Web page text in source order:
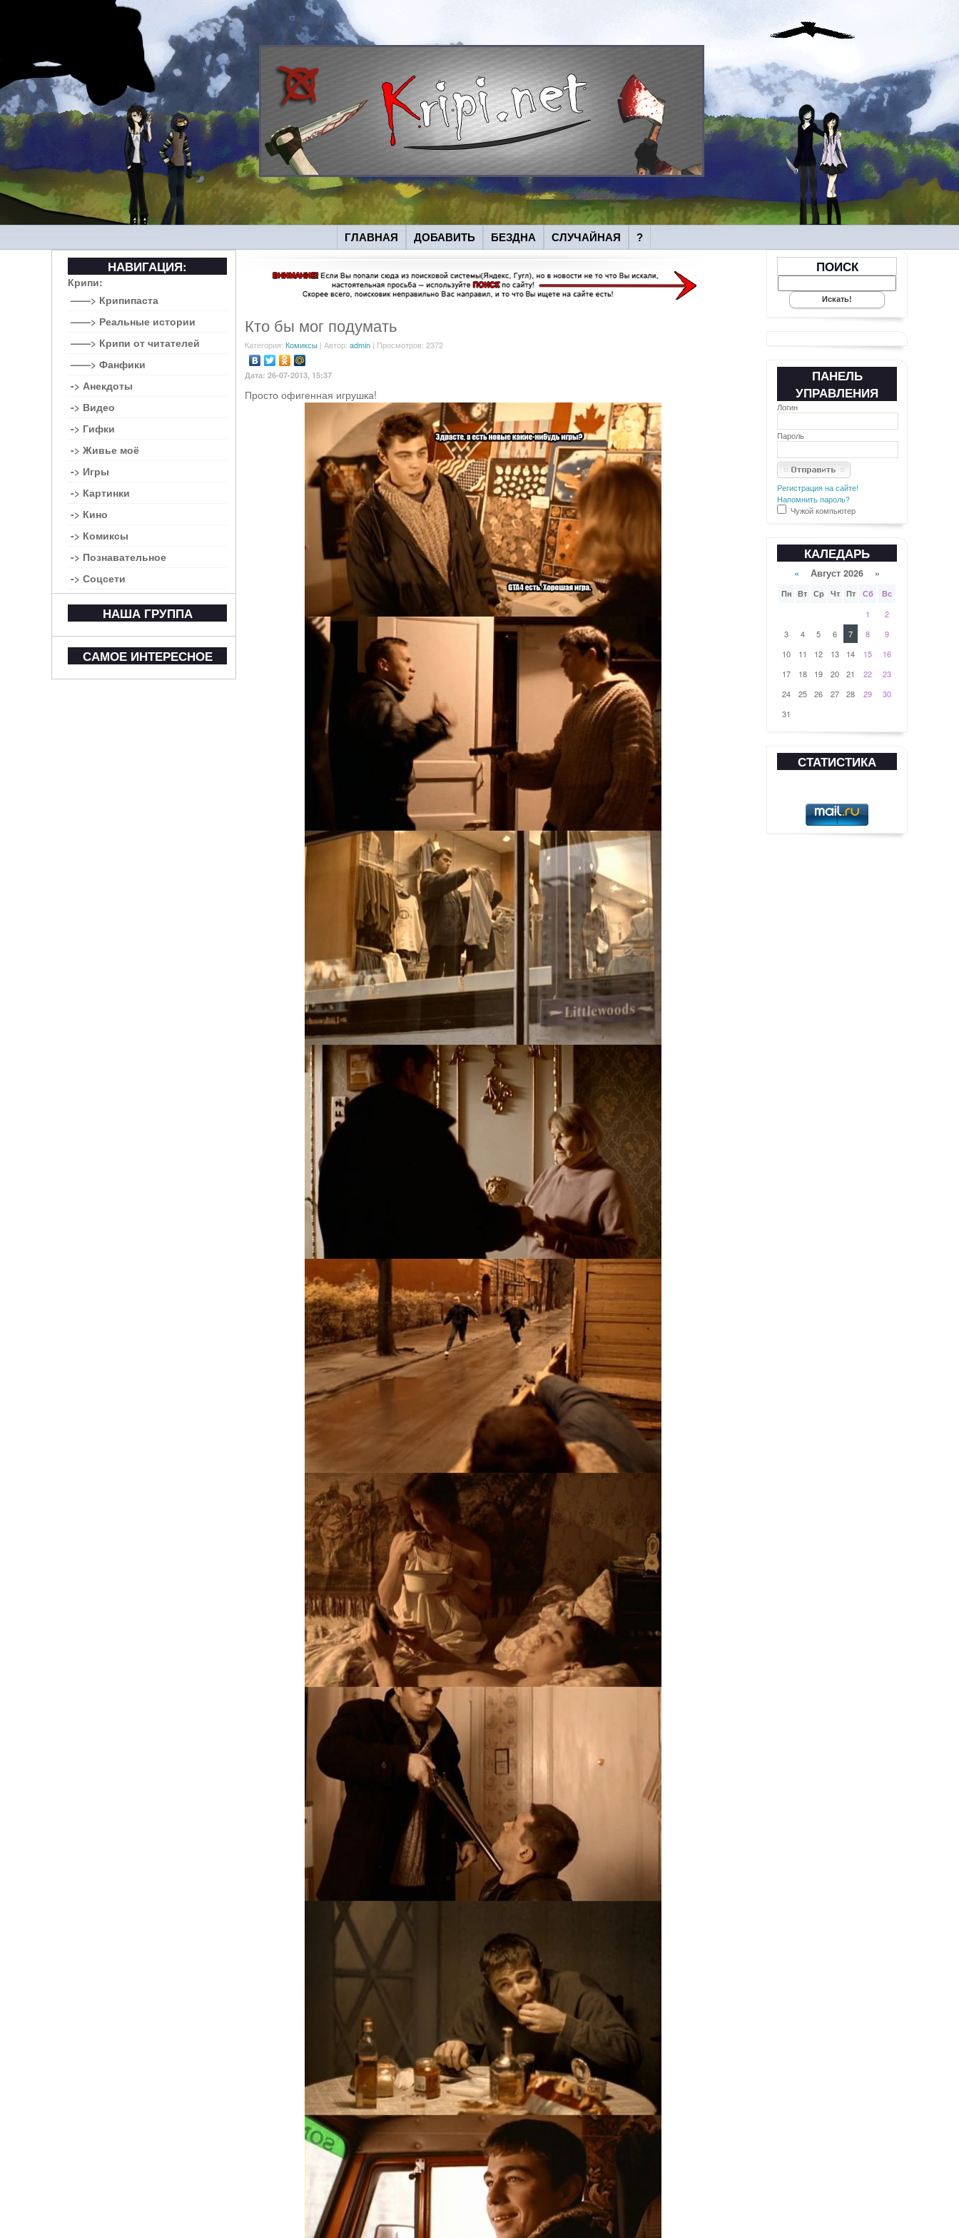
ГЛАВНАЯ ДОБАВИТЬ БЕЗДНА СЛУЧАЙНАЯ ?
Кто бы мог подумать
Категория: Комиксы| Автор: admin| Просмотров: 2372
Дата: 26-07-2013, 15:37
Просто офигенная игрушка!
НАВИГАЦИЯ:
Крипи:
——> Крипипаста
——> Реальные истории
——> Крипи от читателей
——> Фанфики
-> Анекдоты
-> Видео
-> Гифки
-> Живье моё
-> Игры
-> Картинки
-> Кино
-> Комиксы
-> Познавательное
-> Соцсети
НАША ГРУППА
САМОЕ ИНТЕРЕСНОЕ
ПОИСК
ПАНЕЛЬ
УПРАВЛЕНИЯ
Логин
Пароль
Регистрация на сайте!
Напомнить пароль?
Чужой компьютер
КАЛЕДАРЬ
« Август 2026 »
Пн Вт Ср Чт Пт Сб Вс
1
2
3
4 5 6 7 8
9
10
11 12 13 14 15
16
17
18 19 20 21 22
23
24
25 26 27 28 29
30
31
СТАТИСТИКА